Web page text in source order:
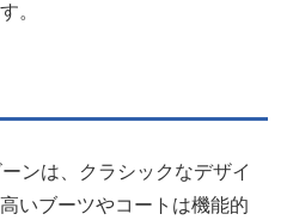
。
ンは、クラシックなデザイ
いブーツやコートは機能的